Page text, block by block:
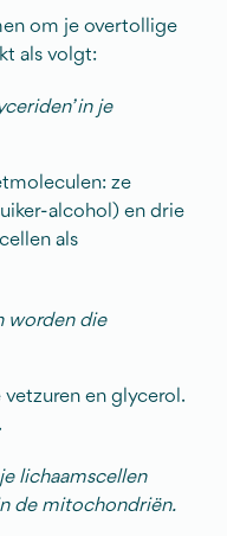
om je overtollige
als volgt:
in je
ze
alcohol) en drie
als
worden die
en glycerol.
lichaamscellen
de mitochondriën.